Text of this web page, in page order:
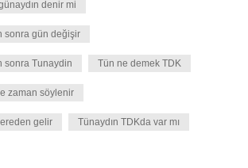
denir mi
sonra gün değişir
sonra Tunaydin Tün ne demek TDK
zaman söylenir
gelir Tünaydın TDKda var mı